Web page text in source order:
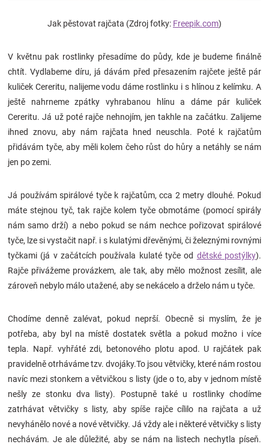
Hračkářství
Přihlášení
Jak pěstovat rajčata (Zdroj fotky: Freepik.com)
V květnu pak rostlinky přesadíme do půdy, kde je budeme finálně
chtít. Vydlabeme díru, já dávám před přesazením rajčete ještě pár
kuliček Cereritu, nalijeme vodu dáme rostlinku i s hlínou z kelímku. A
ještě nahrneme zpátky vyhrabanou hlínu a dáme pár kuliček
Cereritu. Já už poté rajče nehnojím, jen takhle na začátku. Zalijeme
ihned znovu, aby nám rajčata hned neuschla. Poté k rajčatům
přidávám tyče, aby měli kolem čeho růst do hůry a netáhly se nám
jen po zemi.
Já používám spirálové tyče k rajčatům, cca 2 metry dlouhé. Pokud
máte stejnou tyč, tak rajče kolem tyče obmotáme (pomocí spirály
nám samo drží) a nebo pokud se nám nechce pořizovat spirálové
tyče, lze si vystačit např. i s kulatými dřevěnými, či železnými rovnými
tyčkami (já v začátcích používala kulaté tyče od dětské postýlky).
Rajče přivážeme provázkem, ale tak, aby mělo možnost zesílit, ale
zároveň nebylo málo utažené, aby se nekácelo a drželo nám u tyče.
Chodíme denně zalévat, pokud neprší. Obecně si myslím, že je
potřeba, aby byl na místě dostatek světla a pokud možno i více
tepla. Např. vyhřáté zdi, betonového plotu apod. U rajčátek pak
pravidelně otrháváme tzv. dvojáky.To jsou větvičky, které nám rostou
navíc mezi stonkem a větvičkou s listy (jde o to, aby v jednom místě
nešly ze stonku dva listy). Postupně také u rostlinky chodíme
zatrhávat větvičky s listy, aby spíše rajče cílilo na rajčata a už
nevyhánělo nové a nové větvičky. Já vždy ale i některé větvičky s listy
nechávám. Je ale důležité, aby se nám na listech nechytla píseň.